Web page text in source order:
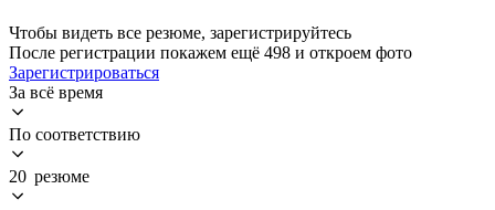
Чтобы видеть все резюме, зарегистрируйтесь
После регистрации покажем ещё 498 и откроем фото
Зарегистрироваться
За всё время
По соответствию
20 резюме